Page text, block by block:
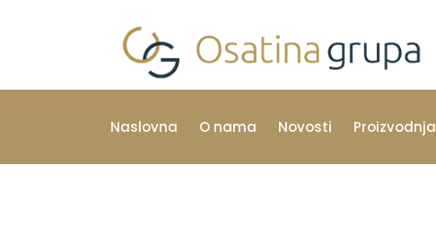
Naslovna O nama Novosti Proizvodnja